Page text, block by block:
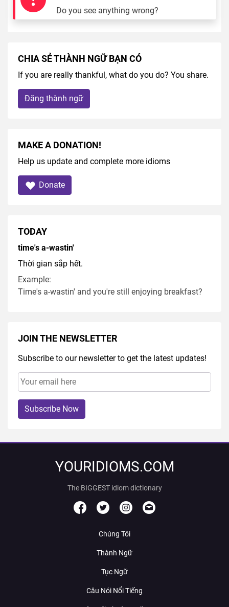
Do you see anything wrong?
CHIA SẺ THÀNH NGỮ BẠN CÓ
If you are really thankful, what do you do? You share.
Đăng thành ngữ
MAKE A DONATION!
Help us update and complete more idioms
Donate
TODAY
time's a-wastin'
Thời gian sắp hết.
Example:
Time's a-wastin' and you're still enjoying breakfast?
JOIN THE NEWSLETTER
Subscribe to our newsletter to get the latest updates!
Subscribe Now
YOURIDIOMS.COM
The BIGGEST idiom dictionary
Chúng Tôi
Thành Ngữ
Tục Ngữ
Câu Nói Nổi Tiếng